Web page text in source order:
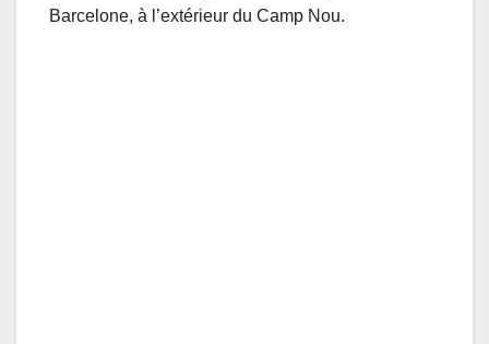
Barcelone, à l’extérieur du Camp Nou.